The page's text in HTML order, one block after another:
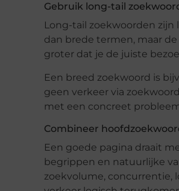
Gebruik long-tail
Long-tail zoekwoorden
dan brede termen, maar
groter dat je de juiste
Een breed zoekwoord is
geen verkeer via
met een concreet
Combineer
Een goede pagina draait
begrippen en natuurlijke
zoekvolume, concurrentie,